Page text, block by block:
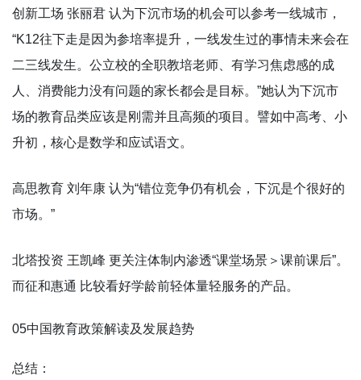
创新工场 张丽君 认为下沉市场的机会可以参考一线城市，
“K12往下走是因为参培率提升，一线发生过的事情未来会在
二三线发生。公立校的全职教培老师、有学习焦虑感的成
人、消费能力没有问题的家长都会是目标。”她认为下沉市
场的教育品类应该是刚需并且高频的项目。譬如中高考、小
升初，核心是数学和应试语文。
高思教育 刘年康 认为“错位竞争仍有机会，下沉是个很好的
市场。”
北塔投资 王凯峰 更关注体制内渗透“课堂场景＞课前课后”。
而征和惠通 比较看好学龄前轻体量轻服务的产品。
05中国教育政策解读及发展趋势
总结：